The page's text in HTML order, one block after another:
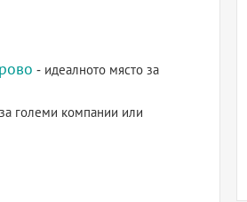
- идеалното място за
големи компании или